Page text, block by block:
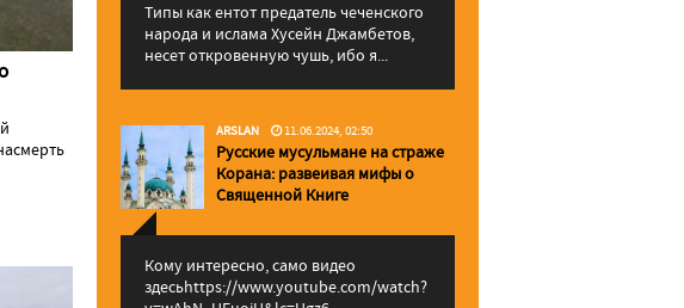
Типы как ентот предатель чеченского
народа и ислама Хусейн Джамбетов,
несет откровенную чушь, ибо я...
ARSLAN 11.06.2024, 02:50
Русские мусульмане на страже
Корана: pазвеивая мифы о
Священной Книге
Кому интересно, само видео
здесьhttps://www.youtube.com/watch?